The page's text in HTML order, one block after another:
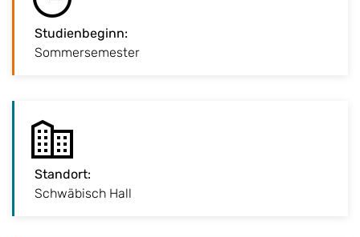
Studienbeginn:
Sommersemester
Standort:
Schwäbisch Hall
Unser Schwäbisch Haller Campus unweit der